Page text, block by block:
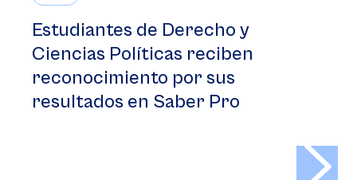
Estudiantes de Derecho y
Ciencias Políticas reciben
reconocimiento por sus
resultados en Saber Pro